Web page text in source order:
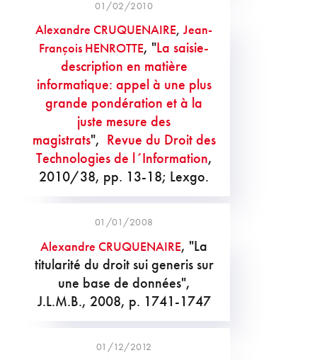
01/02/2010
Alexandre CRUQUENAIRE, Jean-
François HENROTTE, "La saisie-
description en matière
informatique: appel à une plus
grande pondération et à la
juste mesure des
magistrats", Revue du Droit des
Technologies de l´Information,
2010/38, pp. 13-18; Lexgo.
01/01/2008
Alexandre CRUQUENAIRE, "La
titularité du droit sui generis sur
une base de données",
J.L.M.B., 2008, p. 1741-1747
01/12/2012